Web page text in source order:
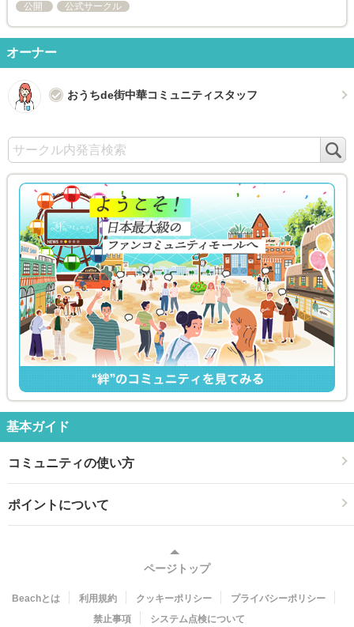
公開 公式サークル
オーナー
おうちde街中華コミュニティスタッフ
基本ガイド
コミュニティの使い方
ポイントについて
ページトップ
Beachとは 利用規約 クッキーポリシー
プライバシーポリシー
禁止事項
システム点検について